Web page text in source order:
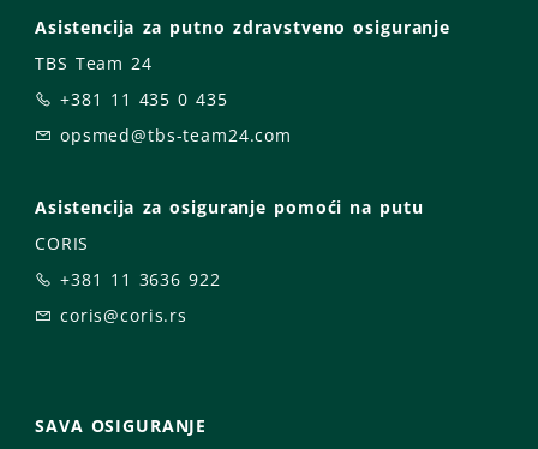
Asistencija za putno zdravstveno osiguranje
TBS Team 24
+381 11 435 0 435
opsmed@tbs-team24.com
Asistencija za osiguranje pomoći na putu
CORIS
+381 11 3636 922
coris@coris.rs
SAVA OSIGURANJE